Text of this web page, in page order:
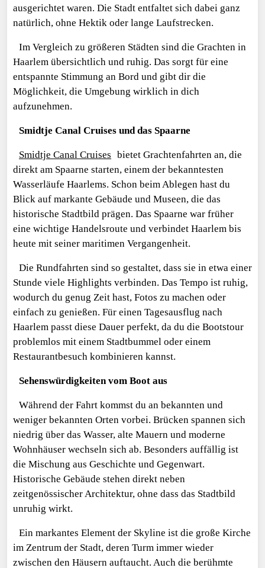
ausgerichtet waren. Die Stadt entfaltet sich dabei ganz
natürlich, ohne Hektik oder lange Laufstrecken.
Im Vergleich zu größeren Städten sind die Grachten in
Haarlem übersichtlich und ruhig. Das sorgt für eine
entspannte Stimmung an Bord und gibt dir die
Möglichkeit, die Umgebung wirklich in dich
aufzunehmen.
Smidtje Canal Cruises und das Spaarne
Smidtje Canal Cruises bietet Grachtenfahrten an, die
direkt am Spaarne starten, einem der bekanntesten
Wasserläufe Haarlems. Schon beim Ablegen hast du
Blick auf markante Gebäude und Museen, die das
historische Stadtbild prägen. Das Spaarne war früher
eine wichtige Handelsroute und verbindet Haarlem bis
heute mit seiner maritimen Vergangenheit.
Die Rundfahrten sind so gestaltet, dass sie in etwa einer
Stunde viele Highlights verbinden. Das Tempo ist ruhig,
wodurch du genug Zeit hast, Fotos zu machen oder
einfach zu genießen. Für einen Tagesausflug nach
Haarlem passt diese Dauer perfekt, da du die Bootstour
problemlos mit einem Stadtbummel oder einem
Restaurantbesuch kombinieren kannst.
Sehenswürdigkeiten vom Boot aus
Während der Fahrt kommst du an bekannten und
weniger bekannten Orten vorbei. Brücken spannen sich
niedrig über das Wasser, alte Mauern und moderne
Wohnhäuser wechseln sich ab. Besonders auffällig ist
die Mischung aus Geschichte und Gegenwart.
Historische Gebäude stehen direkt neben
zeitgenössischer Architektur, ohne dass das Stadtbild
unruhig wirkt.
Ein markantes Element der Skyline ist die große Kirche
im Zentrum der Stadt, deren Turm immer wieder
zwischen den Häusern auftaucht. Auch die berühmte